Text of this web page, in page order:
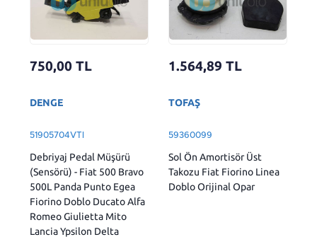
750,00 TL
DENGE
51905704VTI
Debriyaj Pedal Müşürü
(Sensörü) - Fiat 500 Bravo
500L Panda Punto Egea
Fiorino Doblo Ducato Alfa
Romeo Giulietta Mito
Lancia Ypsilon Delta
1.564,89 TL
TOFAŞ
59360099
Sol Ön Amortisör Üst
Takozu Fiat Fiorino Linea
Doblo Orijinal Opar